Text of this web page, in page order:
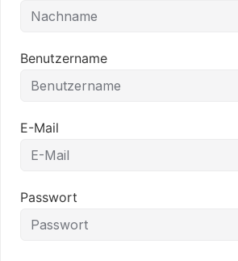
Benutzername
E-Mail
Passwort